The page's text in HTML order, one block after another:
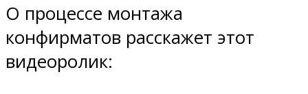
О процессе монтажа
конфирматов расскажет этот
видеоролик: